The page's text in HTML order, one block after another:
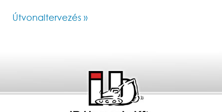
Útvonaltervezés »